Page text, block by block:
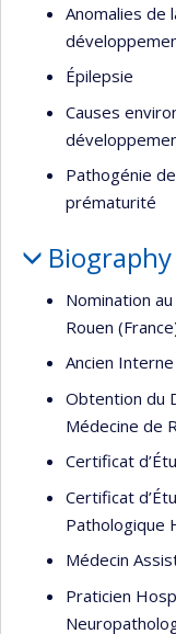
Anomalies de
Épilepsie
Causes
Pathogénie
prématurité
Biography
Nomination
Rouen
Ancien
Obtention du
Médecine de
Certificat
Certificat
Pathologique
Médecin
Praticien